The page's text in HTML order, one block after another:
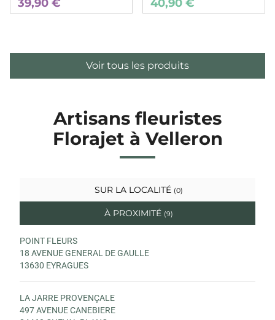
Voir tous les produits
Artisans fleuristes
Florajet à Velleron
SUR LA LOCALITÉ (0)
À PROXIMITÉ (9)
POINT FLEURS
18 AVENUE GENERAL DE GAULLE
13630 EYRAGUES
LA JARRE PROVENÇALE
497 AVENUE CANEBIERE